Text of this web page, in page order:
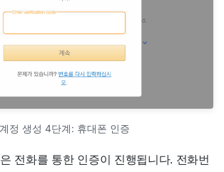
계정 생성 4단계: 휴대폰 인증
전화를 통한 인증이 진행됩니다. 전화번